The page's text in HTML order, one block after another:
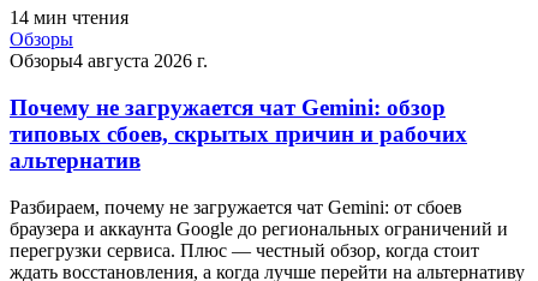
14 мин чтения
Обзоры
Обзоры4 августа 2026 г.
Почему не загружается чат Gemini: обзор
типовых сбоев, скрытых причин и рабочих
альтернатив
Разбираем, почему не загружается чат Gemini: от сбоев
браузера и аккаунта Google до региональных ограничений и
перегрузки сервиса. Плюс — честный обзор, когда стоит
ждать восстановления, а когда лучше перейти на альтернативу